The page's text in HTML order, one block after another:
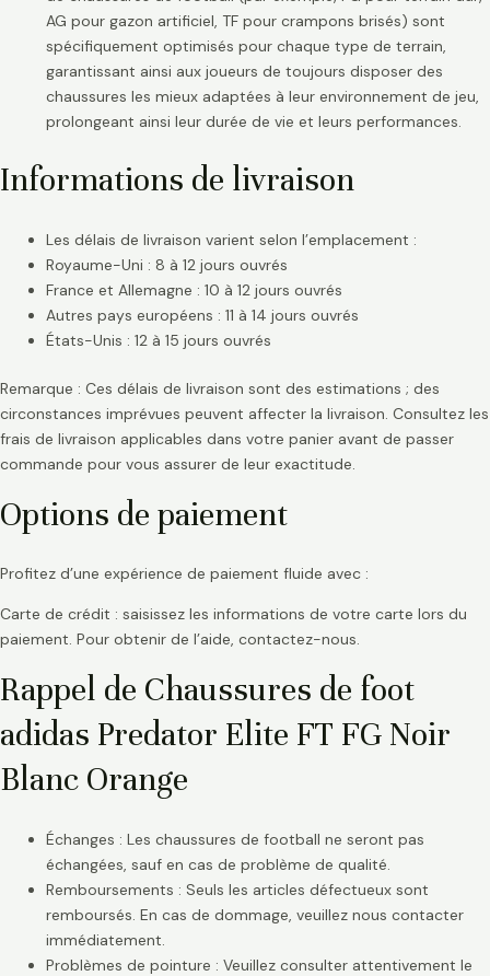
AG pour gazon artificiel, TF pour crampons brisés) sont
spécifiquement optimisés pour chaque type de terrain,
garantissant ainsi aux joueurs de toujours disposer des
chaussures les mieux adaptées à leur environnement de jeu,
prolongeant ainsi leur durée de vie et leurs performances.
Informations de livraison
Les délais de livraison varient selon l’emplacement :
Royaume-Uni : 8 à 12 jours ouvrés
France et Allemagne : 10 à 12 jours ouvrés
Autres pays européens : 11 à 14 jours ouvrés
États-Unis : 12 à 15 jours ouvrés
Remarque : Ces délais de livraison sont des estimations ; des
circonstances imprévues peuvent affecter la livraison. Consultez les
frais de livraison applicables dans votre panier avant de passer
commande pour vous assurer de leur exactitude.
Options de paiement
Profitez d’une expérience de paiement fluide avec :
Carte de crédit : saisissez les informations de votre carte lors du
paiement. Pour obtenir de l’aide, contactez-nous.
Rappel de Chaussures de foot
adidas Predator Elite FT FG Noir
Blanc Orange
Échanges : Les chaussures de football ne seront pas
échangées, sauf en cas de problème de qualité.
Remboursements : Seuls les articles défectueux sont
remboursés. En cas de dommage, veuillez nous contacter
immédiatement.
Problèmes de pointure : Veuillez consulter attentivement le